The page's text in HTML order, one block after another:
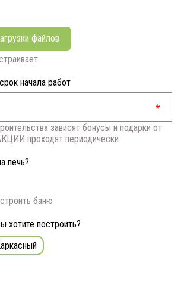
файлов
начала работ
зависят бонусы и подарки от
проходят периодически
печь?
баню
хотите построить?